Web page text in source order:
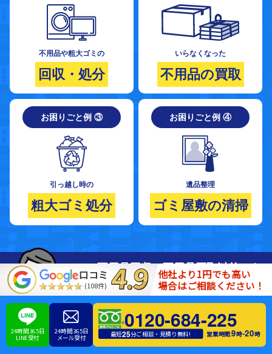
不用品や粗大ゴミの
回収・処分
いらなくなった
不用品の買取
お困りごと例 ③
引っ越し時の
粗大ゴミ処分
お困りごと例 ④
遺品整理
ゴミ屋敷の清掃
不用品回収・不用品買取以外にも
ゴミ屋敷清掃や引っ越し遺品整理など
お部屋のお片付けお掃除全般
対応可能です!!
口コミ
(108件)
他社より1円でも高い
場合はご相談ください！
24時間365日
LINE受付
24時間365日
メール受付
0120-684-225
最短25分ご相談・見積り無料! 営業時間:9時-20時